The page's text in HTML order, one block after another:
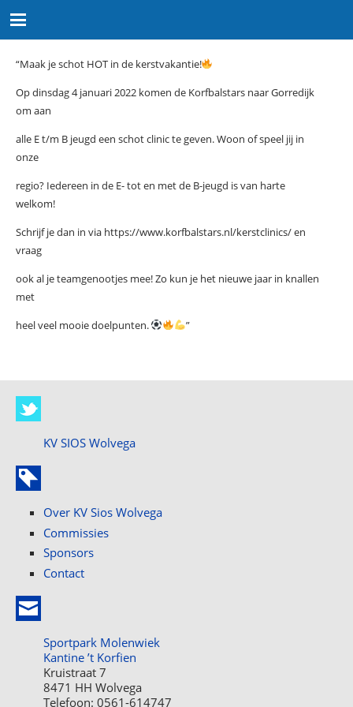
“Maak je schot HOT in de kerstvakantie!
Op dinsdag 4 januari 2022 komen de Korfbalstars naar Gorredijk
om aan
alle E t/m B jeugd een schot clinic te geven. Woon of speel jij in
onze
regio? Iedereen in de E- tot en met de B-jeugd is van harte
welkom!
Schrijf je dan in via https://www.korfbalstars.nl/kerstclinics/ en
vraag
ook al je teamgenootjes mee! Zo kun je het nieuwe jaar in knallen
met
heel veel mooie doelpunten.
”
KV SIOS Wolvega
Over KV Sios Wolvega
Commissies
Sponsors
Contact
Sportpark Molenwiek
Kantine ’t Korfien
Kruistraat 7
8471 HH Wolvega
Telefoon: 0561-614747